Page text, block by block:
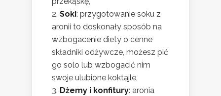
Soki: przygotowanie soku z
aronii to doskonały sposób na
wzbogacenie diety o cenne
składniki odżywcze, możesz pić
go solo lub wzbogacić nim
swoje ulubione koktajle,
Dżemy i konfitury: aronia